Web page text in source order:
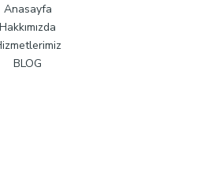
Anasayfa
Hakkımızda
BLOG